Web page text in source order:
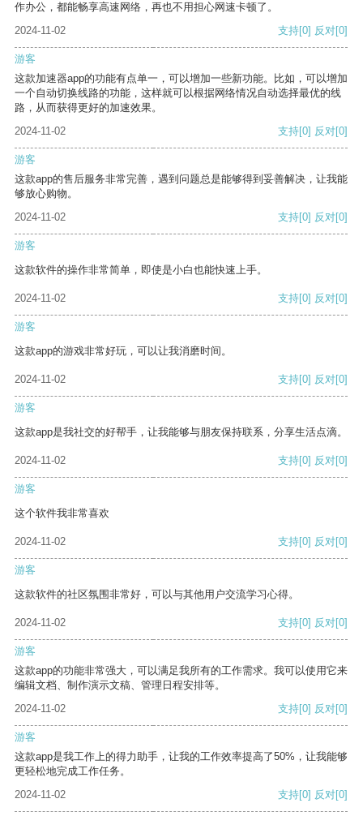
作办公，都能畅享高速网络，再也不用担心网速卡顿了。
2024-11-02
支持[0] 反对[0]
游客
这款加速器app的功能有点单一，可以增加一些新功能。比如，可以增加
一个自动切换线路的功能，这样就可以根据网络情况自动选择最优的线
路，从而获得更好的加速效果。
2024-11-02
支持[0] 反对[0]
游客
这款app的售后服务非常完善，遇到问题总是能够得到妥善解决，让我能
够放心购物。
2024-11-02
支持[0] 反对[0]
游客
这款软件的操作非常简单，即使是小白也能快速上手。
2024-11-02 支持[0] 反对[0]
游客
这款app的游戏非常好玩，可以让我消磨时间。
2024-11-02 支持[0] 反对[0]
游客
这款app是我社交的好帮手，让我能够与朋友保持联系，分享生活点滴。
2024-11-02 支持[0] 反对[0]
游客
这个软件我非常喜欢
2024-11-02 支持[0] 反对[0]
游客
这款软件的社区氛围非常好，可以与其他用户交流学习心得。
2024-11-02 支持[0] 反对[0]
游客
这款app的功能非常强大，可以满足我所有的工作需求。我可以使用它来
编辑文档、制作演示文稿、管理日程安排等。
2024-11-02
支持[0] 反对[0]
游客
这款app是我工作上的得力助手，让我的工作效率提高了50%，让我能够
更轻松地完成工作任务。
2024-11-02
支持[0] 反对[0]